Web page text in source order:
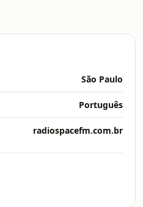
São Paulo
Português
radiospacefm.com.br